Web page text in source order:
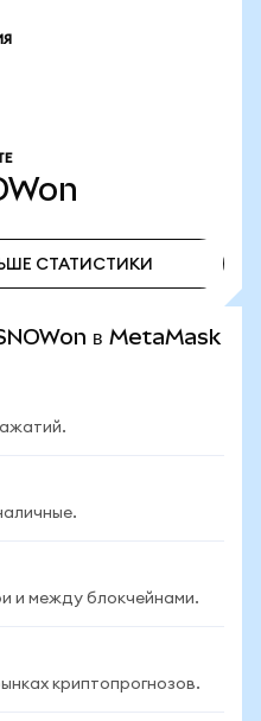
СТАТИСТИКИ
SNOWon в MetaMask
и между блокчейнами.
криптопрогнозов.